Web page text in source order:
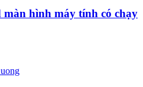
hình máy tính có chạy